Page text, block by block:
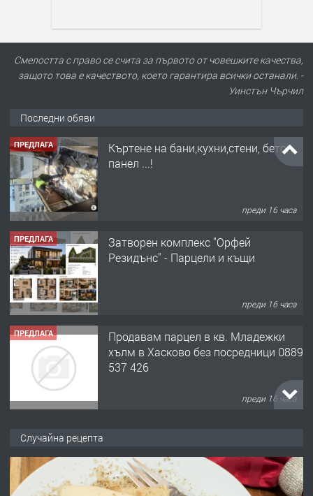
Смелостта с право се счита за първото от човешките качества,
защото това е качеството, което гарантира всички останали. -
Уинстън Чърчил
Последни обяви
ПРЕДЛАГА
Къртене на бани,кухни,стени, бетон,
панел ...!
преди 16 часа
ПРЕДЛАГА
Затворен комплекс "Орфей
Резидънс" - Парцели и къщи
преди 16 часа
ПРЕДЛАГА
Продавам парцел в кв. Младежки
хълм в Хасково без посредници 0889
537 426
преди 16 часа
преди 16 часа
Случайна рецепта